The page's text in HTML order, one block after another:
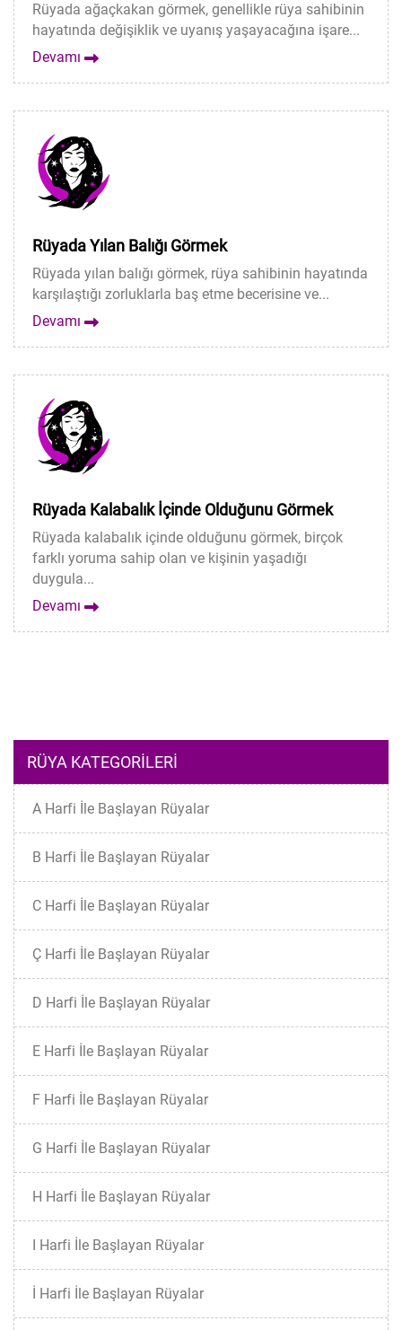
Rüyada ağaçkakan görmek, genellikle rüya sahibinin
hayatında değişiklik ve uyanış yaşayacağına işare...
Devamı
Rüyada Yılan Balığı Görmek
Rüyada yılan balığı görmek, rüya sahibinin hayatında
karşılaştığı zorluklarla baş etme becerisine ve...
Devamı
Rüyada Kalabalık İçinde Olduğunu Görmek
Rüyada kalabalık içinde olduğunu görmek, birçok
farklı yoruma sahip olan ve kişinin yaşadığı
duygula...
Devamı
RÜYA KATEGORILERI
A Harfi İle Başlayan Rüyalar
B Harfi İle Başlayan Rüyalar
C Harfi İle Başlayan Rüyalar
Ç Harfi İle Başlayan Rüyalar
D Harfi İle Başlayan Rüyalar
E Harfi İle Başlayan Rüyalar
F Harfi İle Başlayan Rüyalar
G Harfi İle Başlayan Rüyalar
H Harfi İle Başlayan Rüyalar
I Harfi İle Başlayan Rüyalar
İ Harfi İle Başlayan Rüyalar